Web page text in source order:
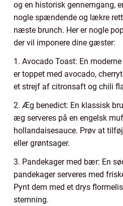
og en historisk gennemgang,
nogle spændende og lækre
næste brunch. Her er nogle
der vil imponere dine gæster:
1. Avocado Toast: En
er toppet med avocado,
et strejf af citronsaft og chili
2. Æg benedict: En klassisk
æg serveres på en engelsk
hollandaisesauce. Prøv at
eller grøntsager.
3. Pandekager med bær: En
pandekager serveres med
Pynt dem med et drys
stemning.